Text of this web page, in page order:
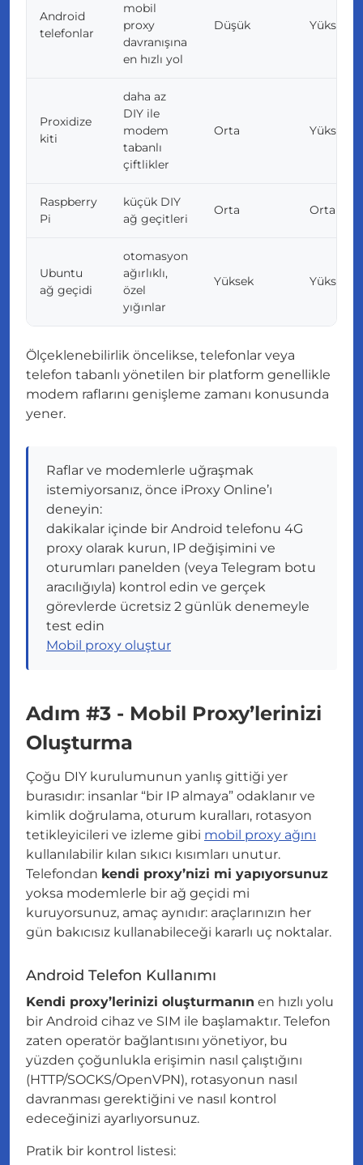
Android
telefonlar
mobil
proxy
davranışına
en hızlı yol
Düşük Yüksek
Proxidize
kiti
daha az
DIY ile
modem
tabanlı
çiftlikler
Orta Yüksek
Raspberry
Pi
küçük DIY
ağ geçitleri
Orta Orta
Ubuntu
ağ geçidi
otomasyon
ağırlıklı,
özel
yığınlar
Yüksek Yüksek
Ölçeklenebilirlik öncelikse, telefonlar veya
telefon tabanlı yönetilen bir platform genellikle
modem raflarını genişleme zamanı konusunda
yener.
Raflar ve modemlerle uğraşmak
istemiyorsanız, önce iProxy Online’ı
deneyin:
dakikalar içinde bir Android telefonu 4G
proxy olarak kurun, IP değişimini ve
oturumları panelden (veya Telegram botu
aracılığıyla) kontrol edin ve gerçek
görevlerde ücretsiz 2 günlük denemeyle
test edin
Mobil proxy oluştur
Adım #3 - Mobil Proxy’lerinizi
Oluşturma
Çoğu DIY kurulumunun yanlış gittiği yer
burasıdır: insanlar “bir IP almaya” odaklanır ve
kimlik doğrulama, oturum kuralları, rotasyon
tetikleyicileri ve izleme gibi mobil proxy ağını
kullanılabilir kılan sıkıcı kısımları unutur.
Telefondan kendi proxy’nizi mi yapıyorsunuz
yoksa modemlerle bir ağ geçidi mi
kuruyorsunuz, amaç aynıdır: araçlarınızın her
gün bakıcısız kullanabileceği kararlı uç noktalar.
Android Telefon Kullanımı
Kendi proxy’lerinizi oluşturmanın en hızlı yolu
bir Android cihaz ve SIM ile başlamaktır. Telefon
zaten operatör bağlantısını yönetiyor, bu
yüzden çoğunlukla erişimin nasıl çalıştığını
(HTTP/SOCKS/OpenVPN), rotasyonun nasıl
davranması gerektiğini ve nasıl kontrol
edeceğinizi ayarlıyorsunuz.
Pratik bir kontrol listesi: